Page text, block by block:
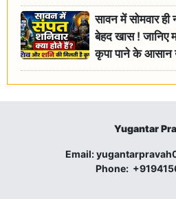
सावन में सोमवार ही
बेहद खास ! जानिए
कृपा पाने के आसान
Yugantar
Email:
Phone: